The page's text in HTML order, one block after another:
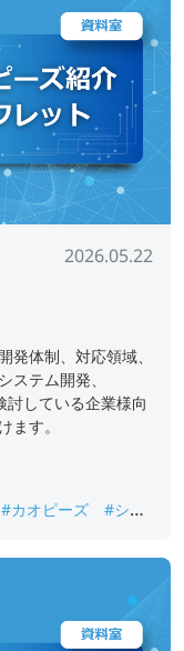
2026.05.22
発体制、対応領域、
テム開発、
している企業様向
ます。
#カオピーズ
#シス